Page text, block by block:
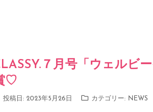
７月号「ウェルビ
♡
投稿日: 2023年5月26日 カテゴリー: NEWS